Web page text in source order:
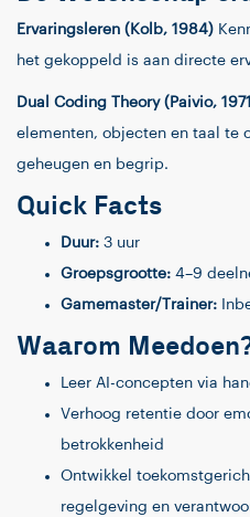
Ervaringsleren (Kolb, 1984)
het gekoppeld is aan directe
Dual Coding Theory (Paivio,
elementen, objecten en taal te
geheugen en begrip.
Quick Facts
Duur: 3 uur
Groepsgrootte: 4–9
Gamemaster/Trainer:
Waarom
Leer AI-concepten via
Verhoog retentie door
betrokkenheid
Ontwikkel
regelgeving en